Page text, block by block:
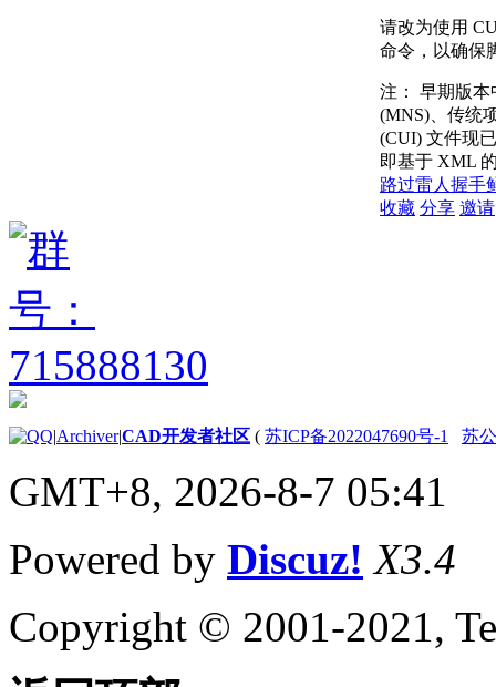
请改为使用
命令，以确保
注：
早期版本
(MNS)、传统
(CUI) 文件现
即基于 XML
路过雷人 握手
收藏 分享 邀请
|Archiver|CAD开发者社区 ( 苏ICP备2022047690号-1 苏
GMT+8, 2026-8-7 05:41
Powered by Discuz! X3.4
Copyright © 2001-2021,